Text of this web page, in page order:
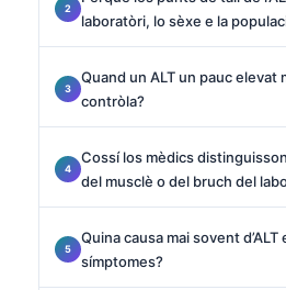
laboratòri, lo sèxe e la
Quand un ALT un pauc elevat
contròla?
Cossí los mèdics distinguisson
del musclè o del bruch del
Quina causa mai sovent
símptomes?